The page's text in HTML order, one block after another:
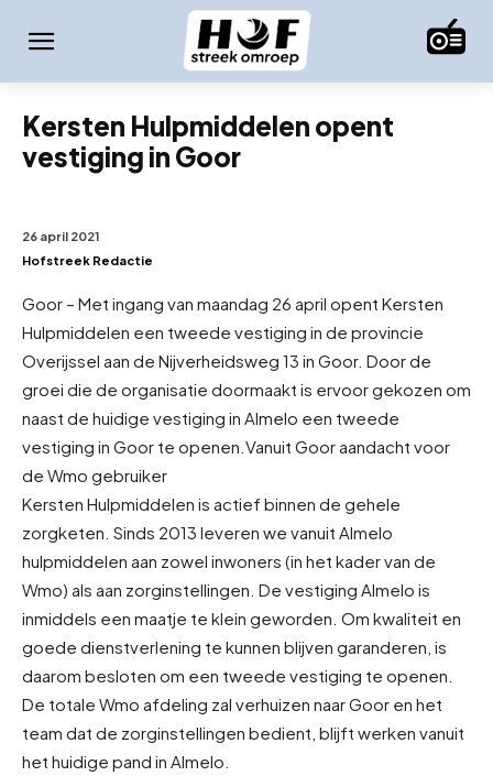
Kersten Hulpmiddelen opent
vestiging in Goor
26 april 2021
Hofstreek Redactie
Goor – Met ingang van maandag 26 april opent Kersten
Hulpmiddelen een tweede vestiging in de provincie
Overijssel aan de Nijverheidsweg 13 in Goor. Door de
groei die de organisatie doormaakt is ervoor gekozen om
naast de huidige vestiging in Almelo een tweede
vestiging in Goor te openen. Vanuit Goor aandacht voor
de Wmo gebruiker
Kersten Hulpmiddelen is actief binnen de gehele
zorgketen. Sinds 2013 leveren we vanuit Almelo
hulpmiddelen aan zowel inwoners (in het kader van de
Wmo) als aan zorginstellingen. De vestiging Almelo is
inmiddels een maatje te klein geworden. Om kwaliteit en
goede dienstverlening te kunnen blijven garanderen, is
daarom besloten om een tweede vestiging te openen.
De totale Wmo afdeling zal verhuizen naar Goor en het
team dat de zorginstellingen bedient, blijft werken vanuit
het huidige pand in Almelo.